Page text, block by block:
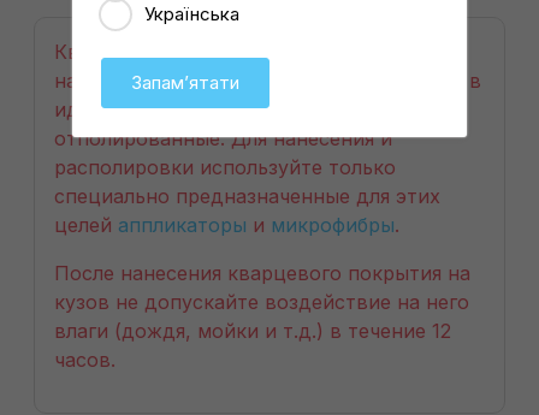
Кварцевое покрытие рекомендуется
наносить только на чистые поверхности, в
идеальных условиях – предварительно
отполированные. Для нанесения и
располировки используйте только
специально предназначенные для этих
целей аппликаторы и микрофибры.
После нанесения кварцевого покрытия на
кузов не допускайте воздействие на него
влаги (дождя, мойки и т.д.) в течение 12
часов.
Українська
Запамʼятати